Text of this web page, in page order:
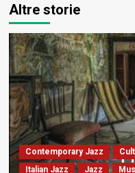
Altre storie
Contemporary Jazz
Italian Jazz
Jazz